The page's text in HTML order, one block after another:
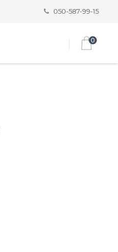
050-587-99-15
0